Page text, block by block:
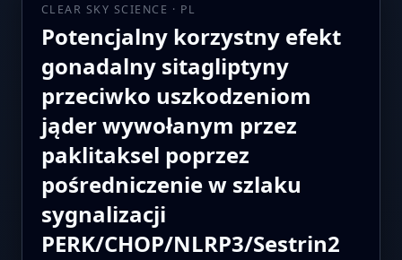
CLEAR SKY SCIENCE · PL
Potencjalny korzystny efekt
gonadalny sitagliptyny
przeciwko uszkodzeniom
jąder wywołanym przez
paklitaksel poprzez
pośredniczenie w szlaku
sygnalizacji
PERK/CHOP/NLRP3/Sestrin2